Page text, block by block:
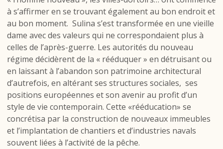
à s’affirmer en se trouvant également au bon endroit et
au bon moment. Sulina s’est transformée en une vieille
dame avec des valeurs qui ne correspondaient plus à
celles de l’après-guerre. Les autorités du nouveau
régime décidèrent de la « rééduquer » en détruisant ou
en laissant à l’abandon son patrimoine architectural
d’autrefois, en altérant ses structures sociales, ses
positions européennes et son avenir au profit d’un
style de vie contemporain. Cette «rééducation» se
concrétisa par la construction de nouveaux immeubles
et l’implantation de chantiers et d’industries navals
souvent liées à l’activité de la pêche.